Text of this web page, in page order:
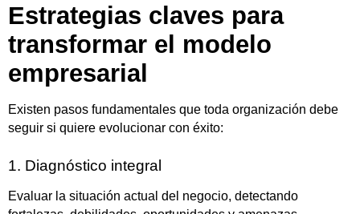
Estrategias claves para
transformar el modelo
empresarial
Existen pasos fundamentales que toda organización debe
seguir si quiere evolucionar con éxito:
1. Diagnóstico integral
Evaluar la situación actual del negocio, detectando